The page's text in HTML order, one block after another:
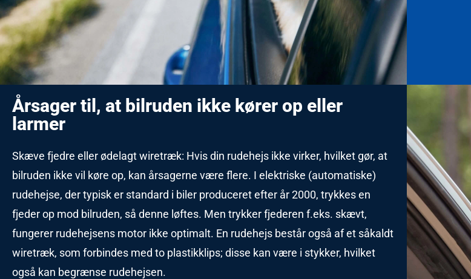
Årsager til, at bilruden ikke kører op eller
larmer
Skæve fjedre eller ødelagt wiretræk: Hvis din rudehejs ikke virker, hvilket gør, at
bilruden ikke vil køre op, kan årsagerne være flere. I elektriske (automatiske)
rudehejse, der typisk er standard i biler produceret efter år 2000, trykkes en
fjeder op mod bilruden, så denne løftes. Men trykker fjederen f.eks. skævt,
fungerer rudehejsens motor ikke optimalt. En rudehejs består også af et såkaldt
wiretræk, som forbindes med to plastikklips; disse kan være i stykker, hvilket
også kan begrænse rudehejsen.